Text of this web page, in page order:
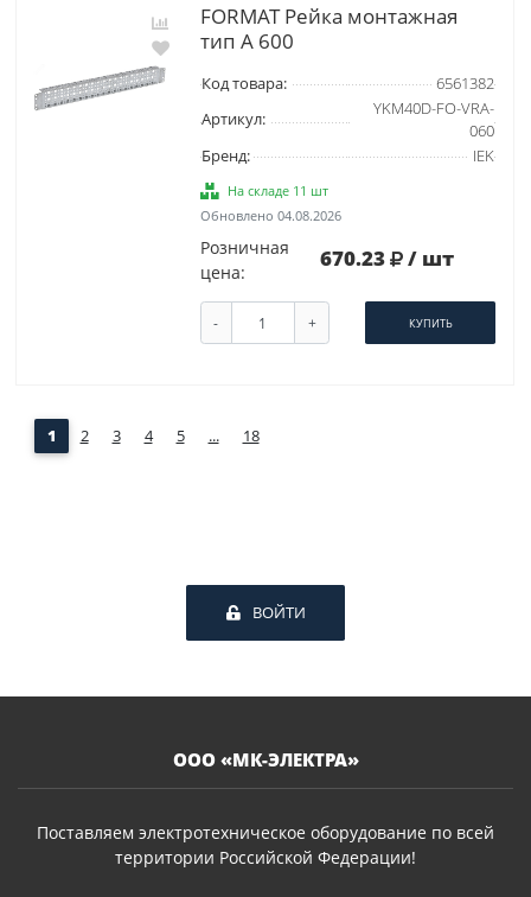
FORMAT Рейка монтажная
тип А 600
Код товара:
6561382
Артикул:
YKM40D-FO-VRA-
060
Бренд:
IEK
На складе 11 шт
Обновлено 04.08.2026
Розничная
цена:
670.23 / шт
- + КУПИТЬ
1 2 3 4 5 ... 18
ВОЙТИ
ООО «МК-ЭЛЕКТРА»
Поставляем электротехническое оборудование по всей
территории Российской Федерации!